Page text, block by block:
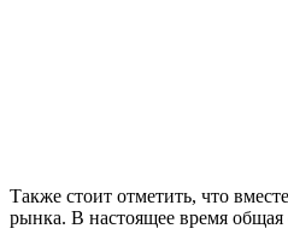
Также стоит отметить, что
рынка. В настоящее время общая